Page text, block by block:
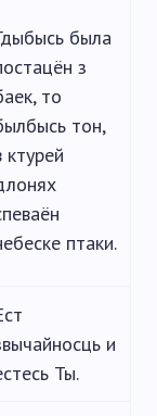
была
з
то
тон,
ктурей
птаки.
и
Ты.